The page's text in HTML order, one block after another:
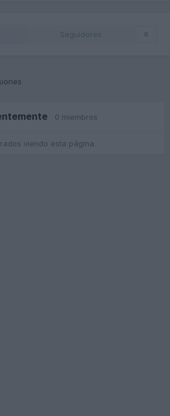
Seguidores 0
0 miembros
viendo esta página.